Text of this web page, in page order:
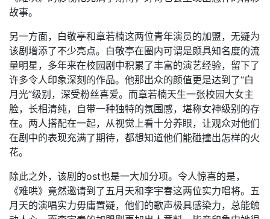
故事。
另一方面，白敬亭和章若楠这两位青年演员的加盟，无疑为
该剧增添了不少亮点。白敬亭在圈内可谓是颇具知名度的流
量明星，多年来在校园剧中积累了丰富的演艺经验，留下了
许多令人印象深刻的作品。他那出众的颜值更是达到了“白
月光”级别，深受粉丝喜爱。而章若楠天生一张校园大女主
脸，长相清纯，自带一种独特的氛围感，堪称女神级别的存
在。两人搭配在一起，从视觉上看十分养眼，让观众对他们
在剧中的表现充满了期待，都想知道他们能碰撞出怎样的火
花。
除此之外，该剧的ost也是一大加分项。令人惊喜的是，
《难哄》竟然邀请到了五月天和李宇春这两位实力唱将。五
月天的演唱实力毋庸置疑，他们的歌声极具感染力，总能触